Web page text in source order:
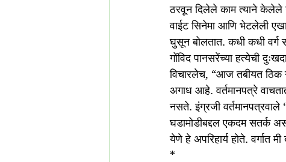
ठरवून दिलेले काम त्याने केलेले
वाईट सिनेमा आणि भेटलेली
घुसून बोलतात. कधी कधी वर्ग
गोंविद पानसरेंच्या हत्येची
विचारलेच, “आज तबीयत ठिक
अगाध आहे. वर्तमानपत्रे
नसते. इंग्रजी
घडामोडीबद्दल एकदम सतर्क
येणे हे अपरिहार्य होते. वर्गात
*